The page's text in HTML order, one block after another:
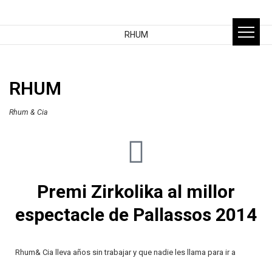
RHUM
RHUM
Rhum & Cia
Premi Zirkolika al millor
espectacle de Pallassos 2014
Rhum& Cia lleva años sin trabajar y que nadie les llama para ir a